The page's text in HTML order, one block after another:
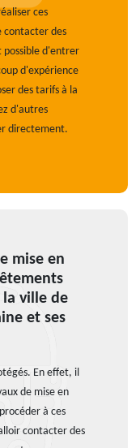
ces
contacter des
possible d'entrer
d'expérience
des tarifs à la
d'autres
directement.
mise en
la ville de
et ses
En effet, il
de mise en
à ces
contacter des